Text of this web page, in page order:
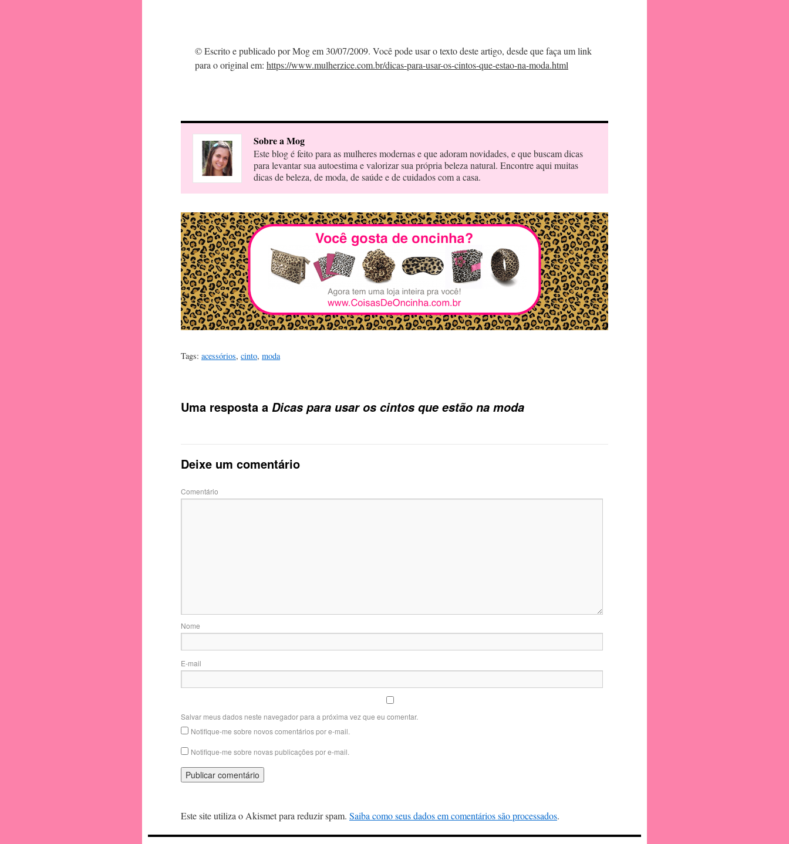
© Escrito e publicado por Mog em 30/07/2009. Você pode usar o texto deste artigo, desde que faça um link
para o original em: https://www.mulherzice.com.br/dicas-para-usar-os-cintos-que-estao-na-moda.html
Sobre a Mog
Este blog é feito para as mulheres modernas e que adoram novidades, e que buscam dicas
para levantar sua autoestima e valorizar sua própria beleza natural. Encontre aqui muitas
dicas de beleza, de moda, de saúde e de cuidados com a casa.
Tags: acessórios, cinto, moda
Uma resposta a Dicas para usar os cintos que estão na moda
Deixe um comentário
Comentário
Nome
E-mail
Salvar meus dados neste navegador para a próxima vez que eu comentar.
Notifique-me sobre novos comentários por e-mail.
Notifique-me sobre novas publicações por e-mail.
Este site utiliza o Akismet para reduzir spam. Saiba como seus dados em comentários são processados.